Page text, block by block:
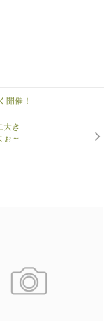
開催！
大き
ぉ～